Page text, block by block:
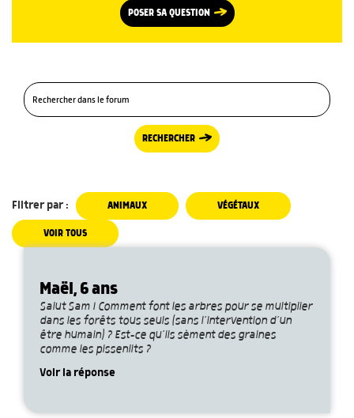
POSER SA QUESTION
RECHERCHER
Filtrer par : ANIMAUX VÉGÉTAUX
VOIR TOUS
Maël, 6 ans
Salut Sam ! Comment font les arbres pour se multiplier
dans les forêts tous seuls (sans l’intervention d’un
être humain) ? Est-ce qu’ils sèment des graines
comme les pissenlits ?
Voir la réponse